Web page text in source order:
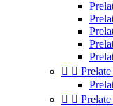
 
 